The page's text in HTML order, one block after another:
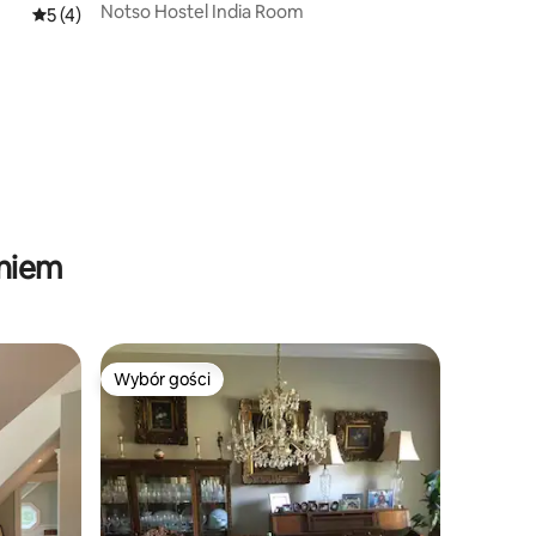
Średnia ocena: 5 na 5, liczba recenzji: 4
5 (4)
n
Notso Hostel India Room
gości Wybór gości
Wybór gości